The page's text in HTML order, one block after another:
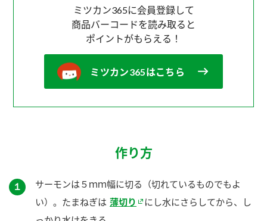
ミツカン365に会員登録して
商品バーコードを読み取ると
ポイントがもらえる！
ミツカン365はこちら
作り方
１
サーモンは５ｍｍ幅に切る（切れているものでもよ
い）。たまねぎは 薄切り
にし水にさらしてから、し